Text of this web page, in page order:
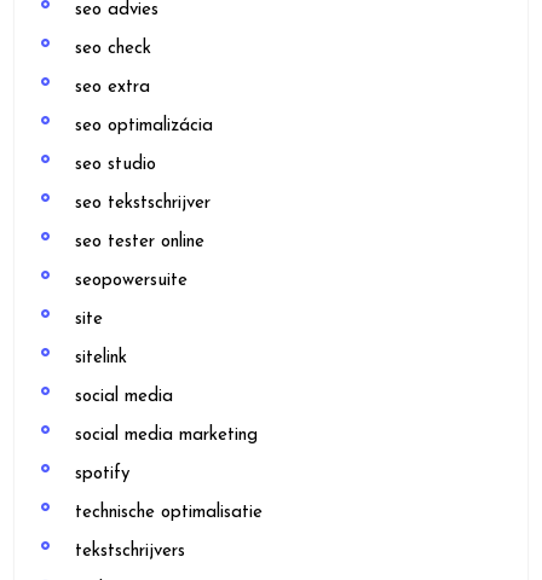
seo advies
seo check
seo extra
seo optimalizácia
seo studio
seo tekstschrijver
seo tester online
seopowersuite
site
sitelink
social media
social media marketing
spotify
technische optimalisatie
tekstschrijvers